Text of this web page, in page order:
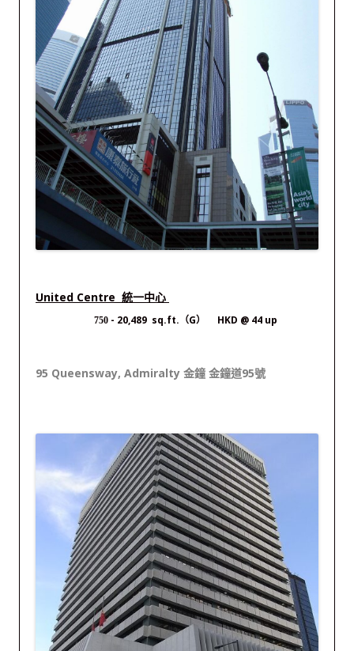
United Centre 統一中心
750 - 20,489 sq.ft.（G） HKD @ 44 up
95 Queensway, Admiralty 金鐘 金鐘道95號